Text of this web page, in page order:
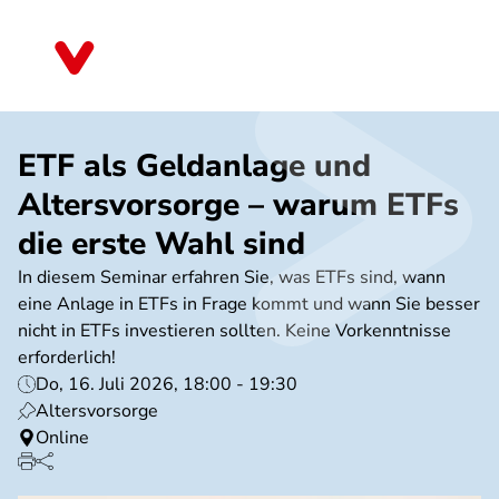
ETF als Geldanlage und
Altersvorsorge – warum ETFs
die erste Wahl sind
In diesem Seminar erfahren Sie, was ETFs sind, wann
eine Anlage in ETFs in Frage kommt und wann Sie besser
nicht in ETFs investieren sollten. Keine Vorkenntnisse
erforderlich!
Do, 16. Juli 2026, 18:00 - 19:30
Altersvorsorge
Online